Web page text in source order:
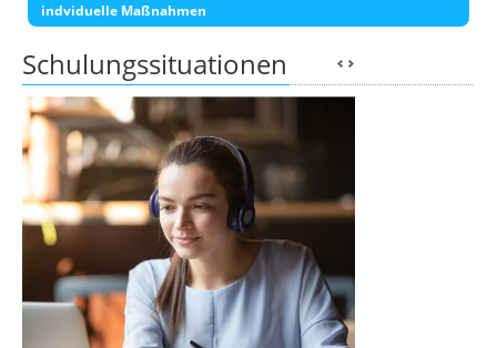
indviduelle Maßnahmen
Schulungssituationen